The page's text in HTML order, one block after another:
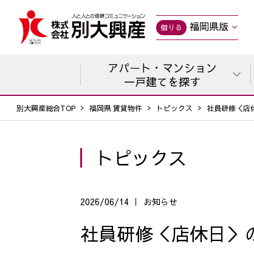
借りる 福岡県版
アパート・マンション
一戸建てを探す
別大興産総合TOP 福岡県 賃貸物件 トピックス 社員研修＜店
トピックス
2026/06/14 お知らせ
社員研修＜店休日＞